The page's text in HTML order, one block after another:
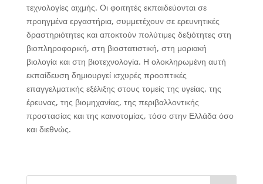
τεχνολογίες αιχμής. Οι φοιτητές εκπαιδεύονται σε
προηγμένα εργαστήρια, συμμετέχουν σε ερευνητικές
δραστηριότητες και αποκτούν πολύτιμες δεξιότητες στη
βιοπληροφορική, στη βιοστατιστική, στη μοριακή
βιολογία και στη βιοτεχνολογία. Η ολοκληρωμένη αυτή
εκπαίδευση δημιουργεί ισχυρές προοπτικές
επαγγελματικής εξέλιξης στους τομείς της υγείας, της
έρευνας, της βιομηχανίας, της περιβαλλοντικής
προστασίας και της καινοτομίας, τόσο στην Ελλάδα όσο
και διεθνώς.